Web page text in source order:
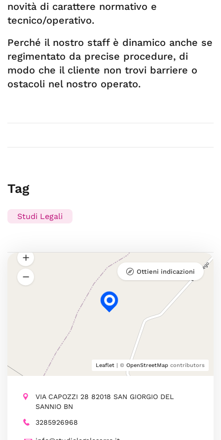
novità di carattere normativo e
tecnico/operativo.
Perché il nostro staff è dinamico anche se
regimentato da precise procedure, di
modo che il cliente non trovi barriere o
ostacoli nel nostro operato.
Tag
Studi Legali
Leaflet | © OpenStreetMap contributors
Ottieni indicazioni
VIA CAPOZZI 28 82018 SAN GIORGIO DEL
SANNIO BN
3285926968